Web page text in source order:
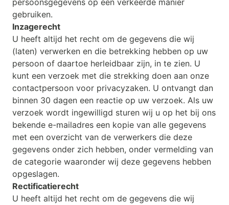
persoonsgegevens op een verkeerde manier
gebruiken.
Inzagerecht
U heeft altijd het recht om de gegevens die wij
(laten) verwerken en die betrekking hebben op uw
persoon of daartoe herleidbaar zijn, in te zien. U
kunt een verzoek met die strekking doen aan onze
contactpersoon voor privacyzaken. U ontvangt dan
binnen 30 dagen een reactie op uw verzoek. Als uw
verzoek wordt ingewilligd sturen wij u op het bij ons
bekende e-mailadres een kopie van alle gegevens
met een overzicht van de verwerkers die deze
gegevens onder zich hebben, onder vermelding van
de categorie waaronder wij deze gegevens hebben
opgeslagen.
Rectificatierecht
U heeft altijd het recht om de gegevens die wij